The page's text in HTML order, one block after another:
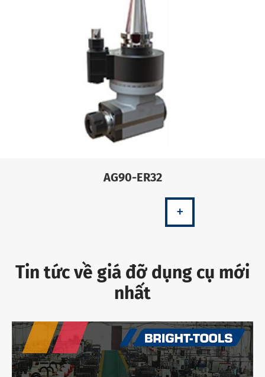
AG90-ER32
+
Tin tức về giá đỡ dụng cụ mới
nhất